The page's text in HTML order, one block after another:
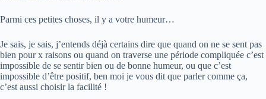
Parmi ces petites choses, il y a votre humeur…
Je sais, je sais, j’entends déjà certains dire que quand on ne se sent pas
bien pour x raisons ou quand on traverse une période compliquée c’est
impossible de se sentir bien ou de bonne humeur, ou que c’est
impossible d’être positif, ben moi je vous dit que parler comme ça,
c’est aussi choisir la facilité !